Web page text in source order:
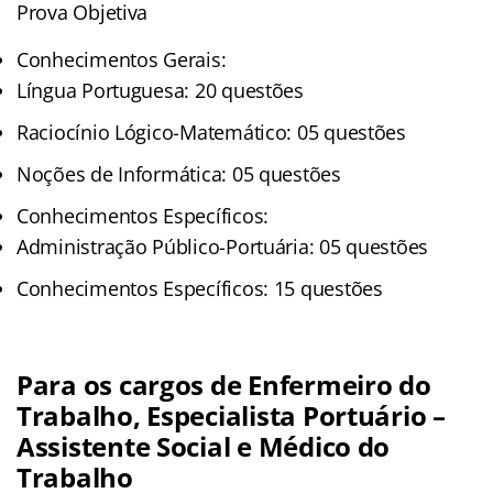
Prova Objetiva
Conhecimentos Gerais:
Língua Portuguesa: 20 questões
Raciocínio Lógico-Matemático: 05 questões
Noções de Informática: 05 questões
Conhecimentos Específicos:
Administração Público-Portuária: 05 questões
Conhecimentos Específicos: 15 questões
Para os cargos de Enfermeiro do
Trabalho, Especialista Portuário –
Assistente Social e Médico do
Trabalho